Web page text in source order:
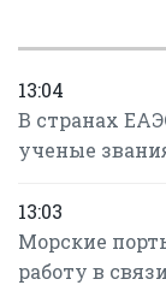
13:04
В странах
ученые
13:03
Морские
работу в